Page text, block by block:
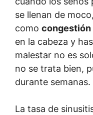
se llenan de
como congestión
en la cabeza y
malestar no es
no se trata bien,
durante semanas.
La tasa de